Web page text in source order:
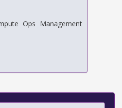
Ops Management